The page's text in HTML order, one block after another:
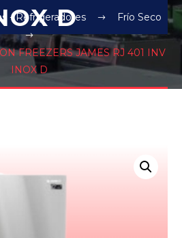
D
- Refrigeradores Frío Seco
FREEZERS JAMES RJ 401 INV
INOX D